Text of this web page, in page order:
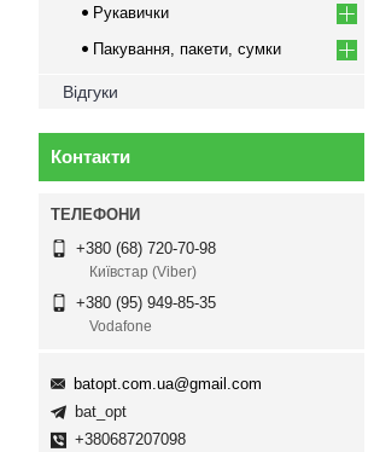
Рукавички
Пакування, пакети, сумки
Відгуки
Контакти
+380 (68) 720-70-98
Київстар (Viber)
+380 (95) 949-85-35
Vodafone
batopt.com.ua@gmail.com
bat_opt
+380687207098